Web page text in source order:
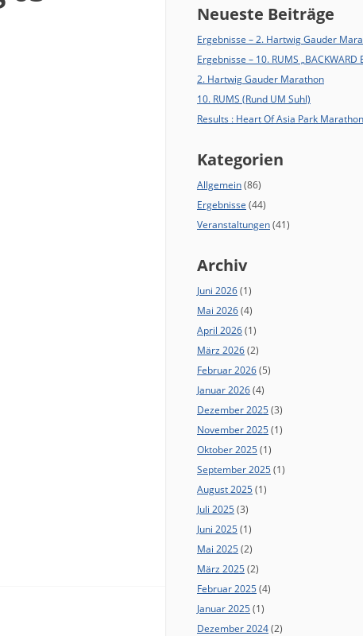
63
Neueste Beiträge
Ergebnisse – 2. Hartwig Gauder
Ergebnisse – 10. RUMS „BACKWARD
2. Hartwig Gauder Marathon
10. RUMS (Rund UM Suhl)
Results : Heart Of Asia Park
Kategorien
Allgemein(86)
Ergebnisse (44)
Veranstaltungen(41)
Archiv
Juni 2026(1)
Mai 2026(4)
April 2026(1)
März 2026(2)
Februar 2026(5)
Januar 2026(4)
Dezember 2025(3)
November 2025(1)
Oktober 2025(1)
September 2025(1)
August 2025(1)
Juli 2025(3)
Juni 2025(1)
Mai 2025(2)
März 2025(2)
Februar 2025(4)
Januar 2025(1)
Dezember 2024(2)